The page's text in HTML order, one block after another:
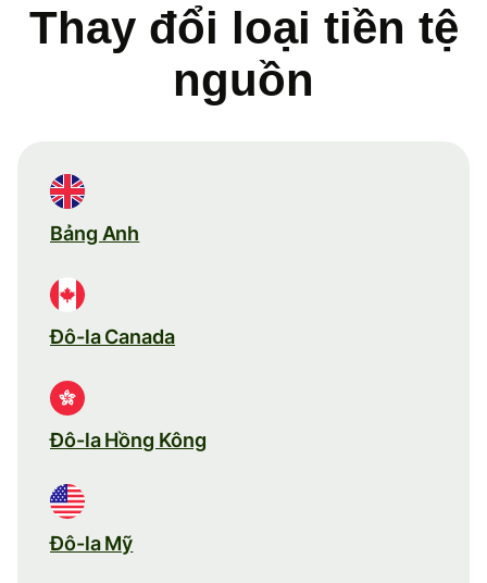
Thay đổi loại tiền tệ
nguồn
Bảng Anh
Đô-la Canada
Đô-la Hồng Kông
Đô-la Mỹ